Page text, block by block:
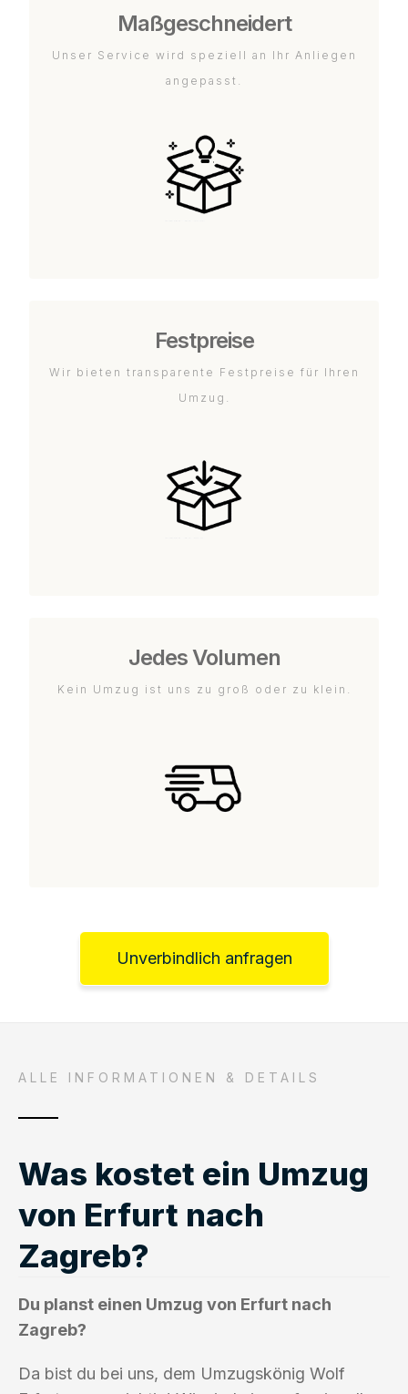
Maßgeschneidert
Unser Service wird speziell an Ihr Anliegen
angepasst.
Festpreise
Wir bieten transparente Festpreise für Ihren
Umzug.
Jedes Volumen
Kein Umzug ist uns zu groß oder zu klein.
Unverbindlich anfragen
ALLE INFORMATIONEN & DETAILS
Was kostet ein Umzug
von Erfurt nach
Zagreb?
Du planst einen Umzug von Erfurt nach
Zagreb?
Da bist du bei uns, dem Umzugskönig Wolf